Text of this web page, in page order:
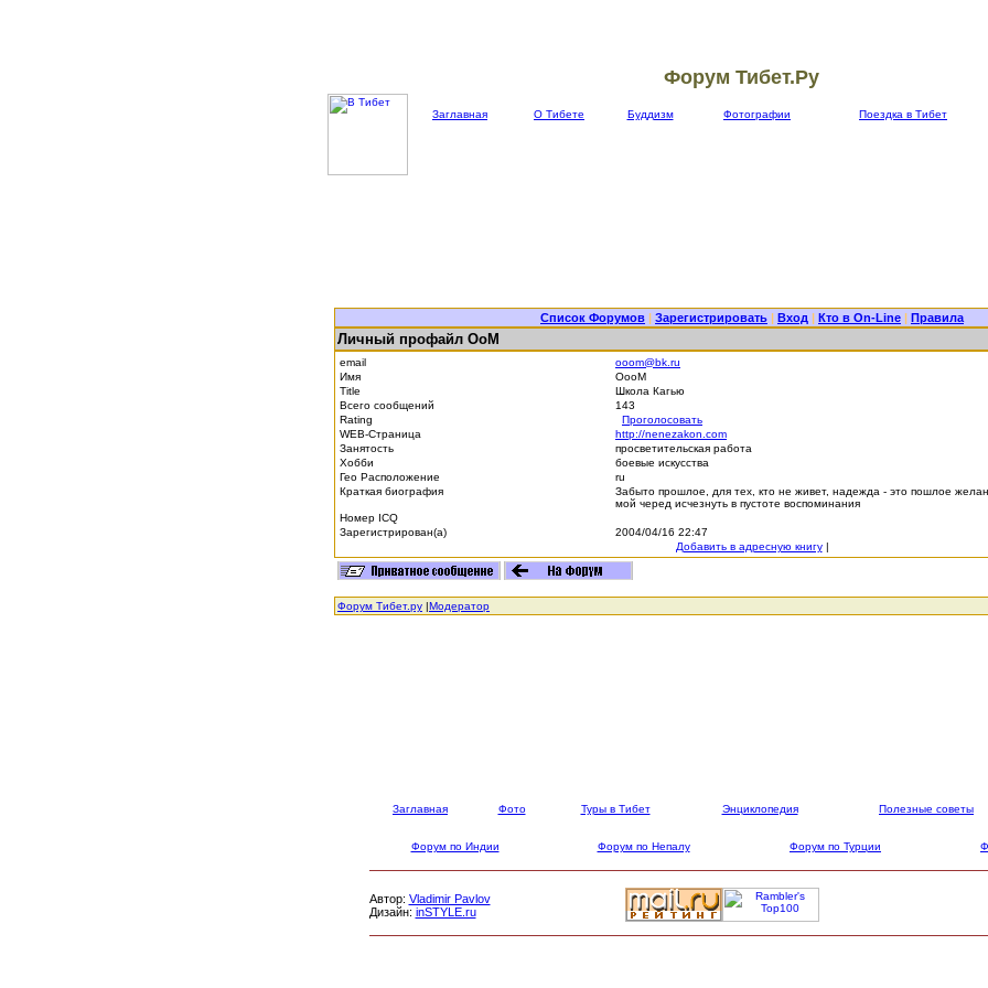
Форум Тибет.Ру
Заглавная О Тибете Буддизм Фотографии Поездка в Тибет
Список Форумов | Зарегистрировать | Вход | Кто в On-Line | Правила
Личный профайл OoM
email
ooom@bk.ru
Имя
ОооМ
Title
Школа Кагью
Всего сообщений
143
Rating
Проголосовать
WEB-Страница
http://nenezakon.com
Занятость
просветительская работа
Хобби
боевые искусства
Гео Расположение
ru
Краткая биография
Забыто прошлое, для тех, кто не живет, надежда - это пошлое
мой черед исчезнуть в пустоте воспоминания
Номер ICQ
Зарегистрирован(а)
2004/04/16 22:47
Добавить в адресную книгу|
Форум Тибет.ру |Модератор
Заглавная Фото Туры в Тибет Энциклопедия Полезные советы
Форум по Индии Форум по Непалу Форум по Турции
Автор: Vladimir Pavlov
Дизайн: inSTYLE.ru